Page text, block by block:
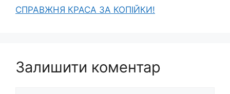
СПРАВЖНЯ КРАСА ЗА КОПІЙКИ!
Залишити коментар